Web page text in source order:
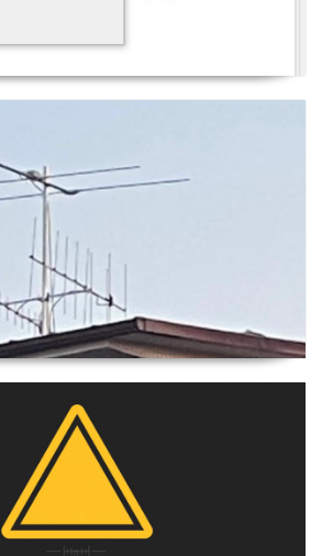
Çevrim Kayıt Programı Güncelleme
Yönü Nasıl Belirlenir